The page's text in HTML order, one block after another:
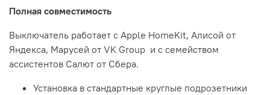
Полная совместимость
Выключатель работает с Apple HomeKit, Алисой от
Яндекса, Марусей от VK Group и с семейством
ассистентов Салют от Сбера.
Установка в стандартные круглые подрозетники